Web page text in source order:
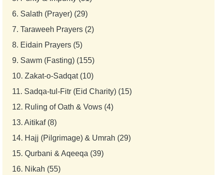
6. Salath (Prayer) (29)
7. Taraweeh Prayers (2)
8. Eidain Prayers (5)
9. Sawm (Fasting) (155)
10. Zakat-o-Sadqat (10)
11. Sadqa-tul-Fitr (Eid Charity) (15)
12. Ruling of Oath & Vows (4)
13. Aitikaf (8)
14. Hajj (Pilgrimage) & Umrah (29)
15. Qurbani & Aqeeqa (39)
16. Nikah (55)